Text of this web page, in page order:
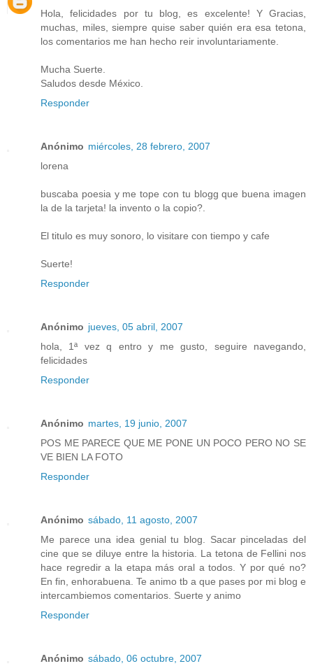
Hola, felicidades por tu blog, es excelente! Y Gracias,
muchas, miles, siempre quise saber quién era esa tetona,
los comentarios me han hecho reir involuntariamente.
Mucha Suerte.
Saludos desde México.
Responder
Anónimo miércoles, 28 febrero, 2007
lorena
buscaba poesia y me tope con tu blogg que buena imagen
la de la tarjeta! la invento o la copio?.
El titulo es muy sonoro, lo visitare con tiempo y cafe
Suerte!
Responder
Anónimo jueves, 05 abril, 2007
hola, 1ª vez q entro y me gusto, seguire navegando,
felicidades
Responder
Anónimo martes, 19 junio, 2007
POS ME PARECE QUE ME PONE UN POCO PERO NO SE
VE BIEN LA FOTO
Responder
Anónimo sábado, 11 agosto, 2007
Me parece una idea genial tu blog. Sacar pinceladas del
cine que se diluye entre la historia. La tetona de Fellini nos
hace regredir a la etapa más oral a todos. Y por qué no?
En fin, enhorabuena. Te animo tb a que pases por mi blog e
intercambiemos comentarios. Suerte y animo
Responder
Anónimo sábado, 06 octubre, 2007